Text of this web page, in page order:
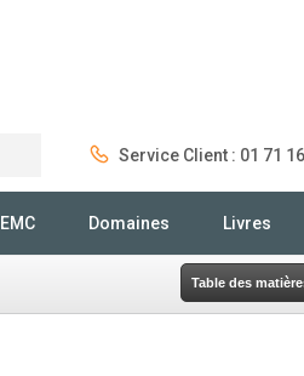
Service Client : 01 71
Domaines Livres
Table des